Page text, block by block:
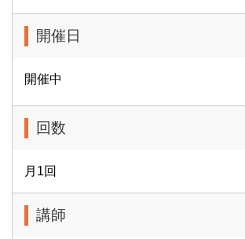
開催日
開催中
回数
月1回
講師